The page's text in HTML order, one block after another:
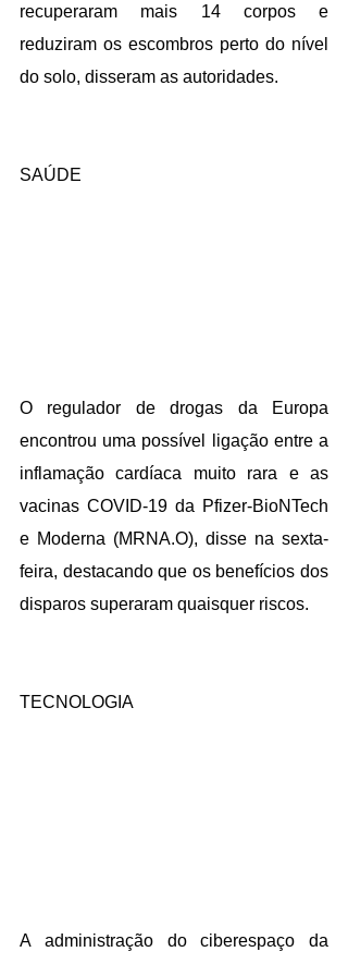
recuperaram mais 14 corpos e
reduziram os escombros perto do nível
do solo, disseram as autoridades.
SAÚDE
O regulador de drogas da Europa
encontrou uma possível ligação entre a
inflamação cardíaca muito rara e as
vacinas COVID-19 da Pfizer-BioNTech
e Moderna (MRNA.O), disse na sexta-
feira, destacando que os benefícios dos
disparos superaram quaisquer riscos.
TECNOLOGIA
A administração do ciberespaço da